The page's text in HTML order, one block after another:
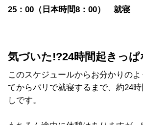
25：00（日本時間8：00） 就寝
気づいた!?24時間起きっ
このスケジュールからお分かりの
てからパリで就寝するまで、約24
しです。